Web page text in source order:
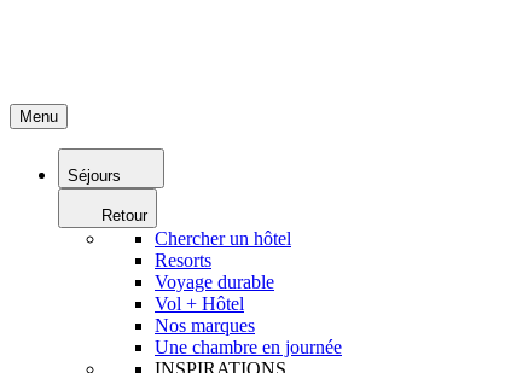
Menu
Séjours
Retour
Chercher un hôtel
Resorts
Voyage durable
Vol + Hôtel
Nos marques
Une chambre en journée
INSPIRATIONS